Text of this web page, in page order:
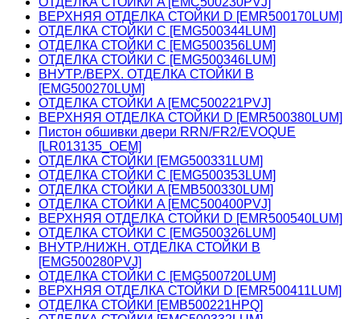
ВЕРХНЯЯ ОТДЕЛКА СТОЙКИ D [EMR500170LUM]
ОТДЕЛКА СТОЙКИ C [EMG500344LUM]
ОТДЕЛКА СТОЙКИ C [EMG500356LUM]
ОТДЕЛКА СТОЙКИ C [EMG500346LUM]
ВНУТР./ВЕРХ. ОТДЕЛКА СТОЙКИ B
[EMG500270LUM]
ОТДЕЛКА СТОЙКИ A [EMC500221PVJ]
ВЕРХНЯЯ ОТДЕЛКА СТОЙКИ D [EMR500380LUM]
Пистон обшивки двери RRN/FR2/EVOQUE
[LR013135_OEM]
ОТДЕЛКА СТОЙКИ [EMG500331LUM]
ОТДЕЛКА СТОЙКИ C [EMG500353LUM]
ОТДЕЛКА СТОЙКИ A [EMB500330LUM]
ОТДЕЛКА СТОЙКИ A [EMC500400PVJ]
ВЕРХНЯЯ ОТДЕЛКА СТОЙКИ D [EMR500540LUM]
ОТДЕЛКА СТОЙКИ C [EMG500326LUM]
ВНУТР./НИЖН. ОТДЕЛКА СТОЙКИ B
[EMG500280PVJ]
ОТДЕЛКА СТОЙКИ C [EMG500720LUM]
ВЕРХНЯЯ ОТДЕЛКА СТОЙКИ D [EMR500411LUM]
ОТДЕЛКА СТОЙКИ [EMB500221HPQ]